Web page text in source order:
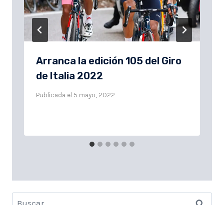
Arranca la edición 105 del Giro
de Italia 2022
Publicada el 5 mayo, 2022